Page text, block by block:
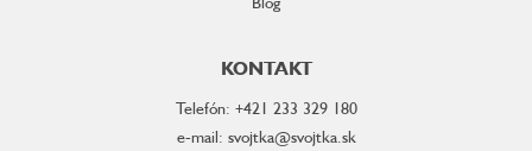
KONTAKT
Telefón: +421 233 329 180
e-mail: svojtka@svojtka.sk